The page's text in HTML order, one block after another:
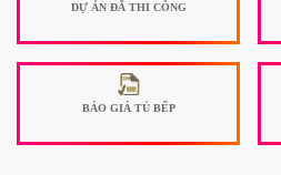
DỰ ÁN ĐÃ THI CÔNG
BÁO GIÁ TỦ BẾP